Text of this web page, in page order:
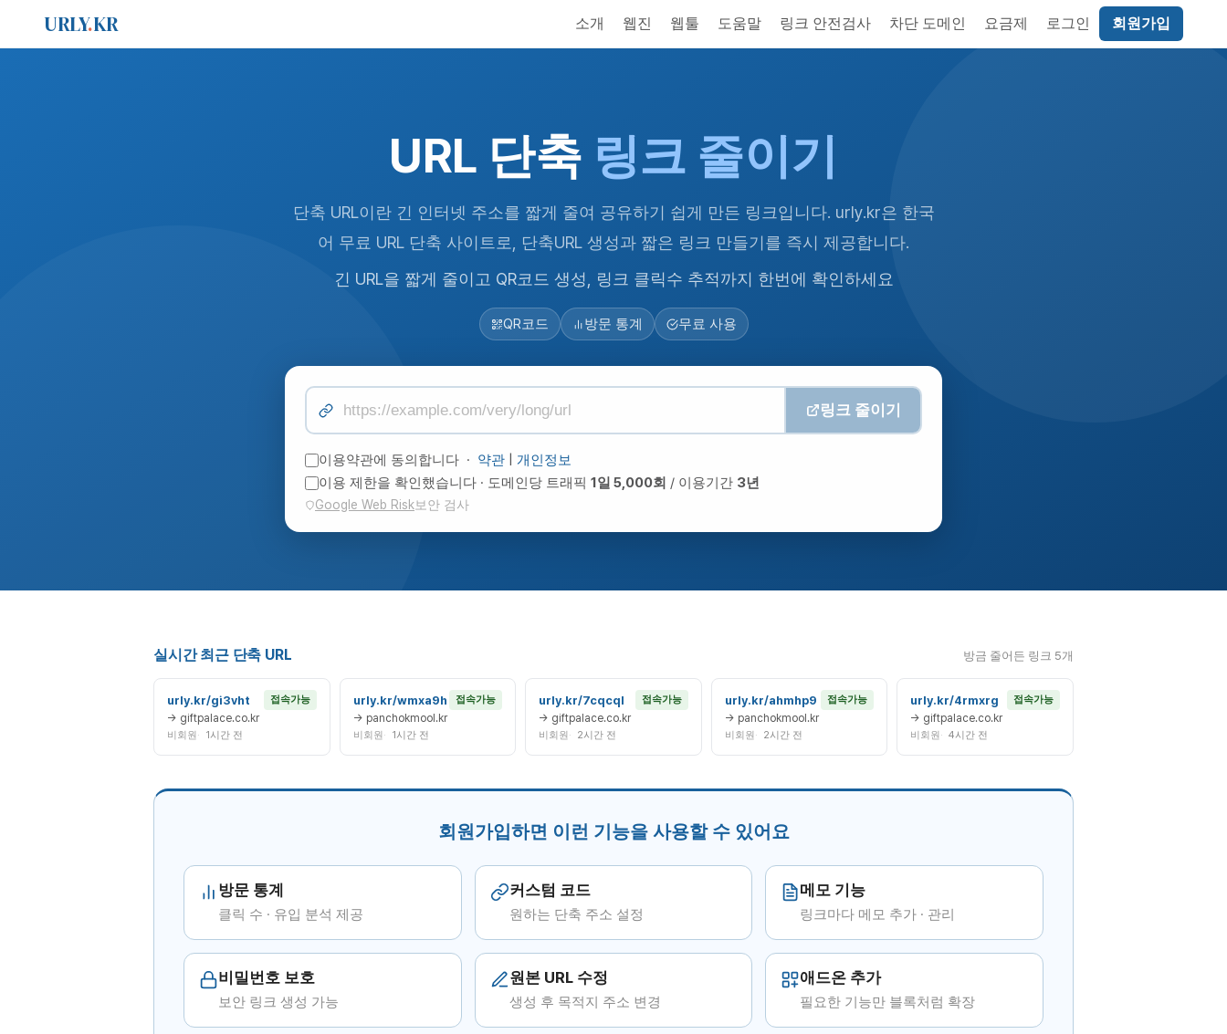
URLY.KR 소개 웹진 웹툴 도움말 링크 안전검사 차단 도메인 요금제 로그인 회원가입
URL 단축 링크 줄이기
단축 URL이란 긴 인터넷 주소를 짧게 줄여 공유하기 쉽게 만든 링크입니다. urly.kr은 한국
어 무료 URL 단축 사이트로, 단축URL 생성과 짧은 링크 만들기를 즉시 제공합니다.
긴 URL을 짧게 줄이고 QR코드 생성, 링크 클릭수 추적까지 한번에 확인하세요
QR코드 방문 통계 무료 사용
링크 줄이기
이용약관에 동의합니다 · 약관
개인정보
이용 제한을 확인했습니다
도메인당 트래픽 1일 5,000회 / 이용기간 3년
Google Web Risk보안 검사
실시간 최근 단축 URL 방금 줄어든 링크 5개
urly.kr/gi3vht 접속가능
→ giftpalace.co.kr
비회원 1시간 전
urly.kr/wmxa9h 접속가능
→ panchokmool.kr
비회원 1시간 전
urly.kr/7cqcql 접속가능
→ giftpalace.co.kr
비회원 2시간 전
urly.kr/ahmhp9 접속가능
→ panchokmool.kr
비회원 2시간 전
urly.kr/4rmxrg 접속가능
→ giftpalace.co.kr
비회원 4시간 전
회원가입하면 이런 기능을 사용할 수 있어요
방문 통계
클릭 수 · 유입 분석 제공
커스텀 코드
원하는 단축 주소 설정
메모 기능
링크마다 메모 추가 · 관리
비밀번호 보호
보안 링크 생성 가능
원본 URL 수정
생성 후 목적지 주소 변경
애드온 추가
필요한 기능만 블록처럼 확장